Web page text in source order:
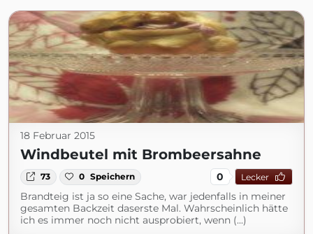
18 Februar 2015
Windbeutel mit Brombeersahne
73 0 Speichern 0 Lecker
Brandteig ist ja so eine Sache, war jedenfalls in meiner
gesamten Backzeit daserste Mal. Wahrscheinlich hätte
ich es immer noch nicht ausprobiert, wenn (...)